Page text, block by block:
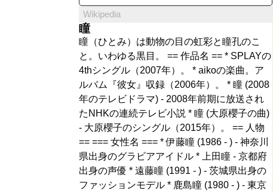
Wikipedia
瞳
瞳（ひとみ）は動物の目の虹彩と瞳孔のこ
と。いわゆる黒目。 == 作品名 == * SPLAYの
4thシングル（2007年）。 * aikoの楽曲。ア
ルバム『彼女』収録（2006年）。 * 瞳 (2008
年のテレビドラマ) - 2008年前期に放送され
たNHKの連続テレビ小説 * 瞳 (大原櫻子の曲)
- 大原櫻子のシングル（2015年）。 == 人物
== === 女性名 === * 伊藤瞳 (1986 - ) - 神奈川
県出身のグラビアアイドル * 上田瞳 - 京都府
出身の声優 * 遠藤瞳 (1991 - ) - 茨城県出身の
ファッションモデル * 鹿島瞳 (1980 - ) - 東京